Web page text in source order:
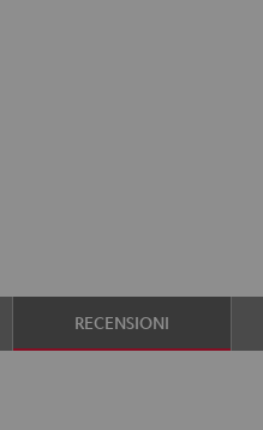
RECENSIONI